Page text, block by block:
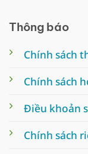
Thông báo
Chính sách
Chính sách
Điều khoản
Chính sách